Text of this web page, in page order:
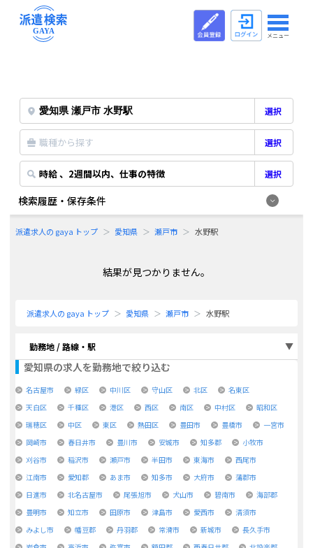
メニュー
選択
職種から探す 選択
時給 、2週間以内、仕事の特徴 選択
検索履歴・保存条件
派遣求人の gaya トップ 愛知県 瀬戸市 水野駅
結果が見つかりません。
派遣求人の gaya トップ 愛知県 瀬戸市 水野駅
勤務地 / 路線・駅
愛知県の求人を勤務地で絞り込む
名古屋市 緑区 中川区 守山区 北区
名東区
天白区
千種区 港区 西区 南区 中村区
昭和区
瑞穂区
中区 東区 熱田区 豊田市 豊橋市
一宮市
岡崎市
春日井市 豊川市 安城市 知多郡
小牧市
刈谷市
稲沢市 瀬戸市 半田市 東海市
西尾市
江南市
愛知郡 あま市 知多市 大府市
蒲郡市
日進市
北名古屋市 尾張旭市 犬山市 碧南市
海部郡
豊明市
知立市 田原市 津島市 愛西市
清須市
みよし市
幡豆郡 丹羽郡 常滑市 新城市
長久手市